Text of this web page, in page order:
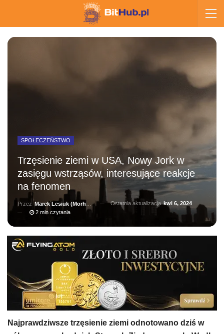
SPOŁECZEŃSTWO
Trzęsienie ziemi w USA, Nowy Jork w
zasięgu wstrząsów, interesujące reakcje
na fenomen
PrzezMarek Lesiuk (Morhainn) Ostatnia aktualizacjakwi 6, 2024
2 min czytania
Najprawdziwsze trzęsienie ziemi odnotowano dziś w